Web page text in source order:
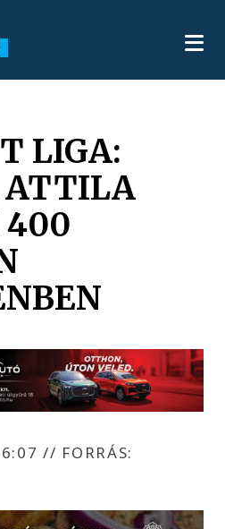
LIGA:
ATTILA
400
// FORRÁS: